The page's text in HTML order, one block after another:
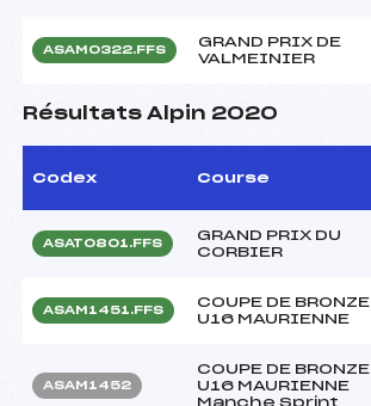
ASAM0322.FFS
GRAND PRIX DE
VALMEINIER
Résultats Alpin 2020
Codex Course
ASAT0801.FFS
GRAND PRIX DU
CORBIER
ASAM1451.FFS
COUPE DE BRONZE
U16 MAURIENNE
ASAM1452
COUPE DE BRONZE
U16 MAURIENNE
Manche Sprint